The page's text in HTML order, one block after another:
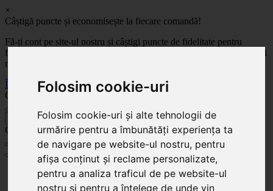
Folosim cookie-uri
Folosim cookie-uri și alte tehnologii de
urmărire pentru a îmbunătăți experiența ta
de navigare pe website-ul nostru, pentru
afișa conținut și reclame personalizate,
pentru a analiza traficul de pe website-ul
nostru și pentru a înțelege de unde vin
×
Câștigă puncte și economisește la fiecare comandă!
Fă-ți cont pe site-ul nostru și câștigi puncte de fidelitate pentru
fiecare comandă! Cu cât comanzi mai mult, cu atât economisești mai
mult!
Înregistrează-te acum
Celoplast
Celoplast
Transportul este GRATUIT pentru comenzile mai mari de 350 Lei. Comanda minimă în
valoare de 100 Lei. Expediere în 1 - 2 zile lucrătoare.